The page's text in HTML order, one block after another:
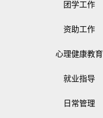
团学工作
资助工作
心理健康教育
就业指导
日常管理